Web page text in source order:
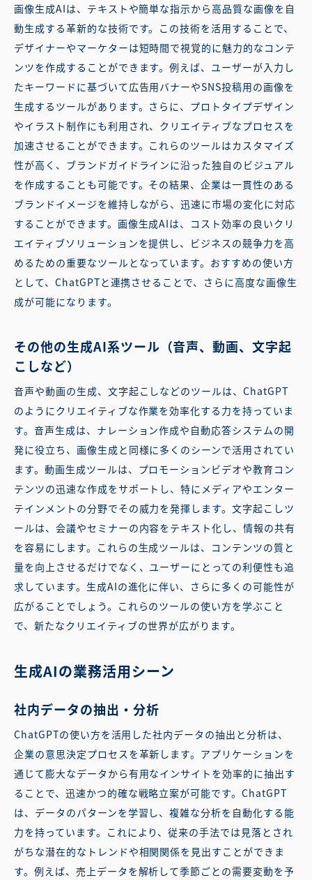
画像生成AIは、テキストや簡単な指示から高品質な画像を自
動生成する革新的な技術です。この技術を活用することで、
デザイナーやマーケターは短時間で視覚的に魅力的なコンテ
ンツを作成することができます。例えば、ユーザーが入力し
たキーワードに基づいて広告用バナーやSNS投稿用の画像を
生成するツールがあります。さらに、プロトタイプデザイン
やイラスト制作にも利用され、クリエイティブなプロセスを
加速させることができます。これらのツールはカスタマイズ
性が高く、ブランドガイドラインに沿った独自のビジュアル
を作成することも可能です。その結果、企業は一貫性のある
ブランドイメージを維持しながら、迅速に市場の変化に対応
することができます。画像生成AIは、コスト効率の良いクリ
エイティブソリューションを提供し、ビジネスの競争力を高
めるための重要なツールとなっています。おすすめの使い方
として、ChatGPTと連携させることで、さらに高度な画像生
成が可能になります。
その他の生成AI系ツール（音声、動画、文字起
こしなど）
音声や動画の生成、文字起こしなどのツールは、ChatGPT
のようにクリエイティブな作業を効率化する力を持っていま
す。音声生成は、ナレーション作成や自動応答システムの開
発に役立ち、画像生成と同様に多くのシーンで活用されてい
ます。動画生成ツールは、プロモーションビデオや教育コン
テンツの迅速な作成をサポートし、特にメディアやエンター
テインメントの分野でその威力を発揮します。文字起こしツ
ールは、会議やセミナーの内容をテキスト化し、情報の共有
を容易にします。これらの生成ツールは、コンテンツの質と
量を向上させるだけでなく、ユーザーにとっての利便性も追
求しています。生成AIの進化に伴い、さらに多くの可能性が
広がることでしょう。これらのツールの使い方を学ぶこと
で、新たなクリエイティブの世界が広がります。
生成AIの業務活用シーン
社内データの抽出・分析
ChatGPTの使い方を活用した社内データの抽出と分析は、
企業の意思決定プロセスを革新します。アプリケーションを
通じて膨大なデータから有用なインサイトを効率的に抽出す
ることで、迅速かつ的確な戦略立案が可能です。ChatGPT
は、データのパターンを学習し、複雑な分析を自動化する能
力を持っています。これにより、従来の手法では見落とされ
がちな潜在的なトレンドや相関関係を見出すことができま
す。例えば、売上データを解析して季節ごとの需要変動を予